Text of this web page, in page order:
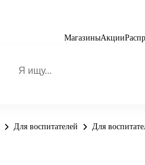
МагазиныАкции
Для воспитателей Для